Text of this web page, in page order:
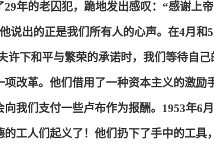
29年的老囚犯，跪地发出感叹： “感谢上
他说出的正是我们所有人的心声。在4月和5
许下和平与繁荣的承诺时，我们等待自
项改革。他们借用了一种资本主义的激励
我们支付一些卢布作为报酬。 1953年6月
工人们起义了！他们扔下了手中的工具